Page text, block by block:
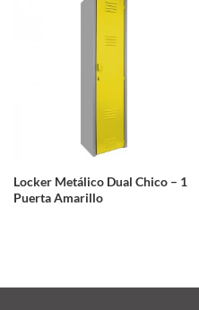
Locker Metálico Dual Chico – 1
Puerta Amarillo